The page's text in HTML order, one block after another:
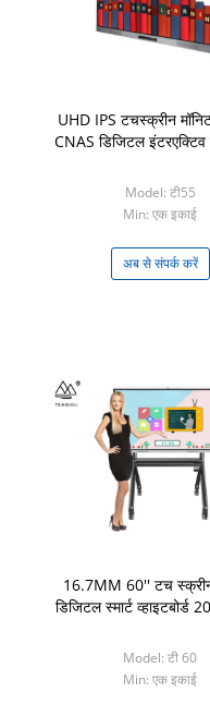
UHD IPS टचस्क्रीन
CNAS डिजिटल इंटरएक्टिव
Model: टी55
Min: एक इकाई
अब से संपर्क करें
16.7MM 60'' टच स्क्रीन
डिजिटल स्मार्ट व्हाइटबोर्ड
Model: टी 60
Min: एक इकाई